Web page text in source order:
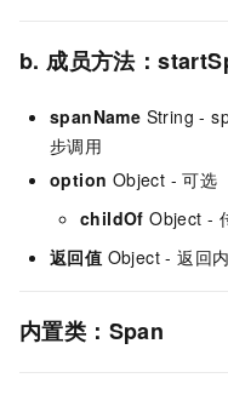
b. 成员方法：
spanName String -
步调用
option Object - 可选
childOf Object -
返回值 Object - 返回
内置类：Span